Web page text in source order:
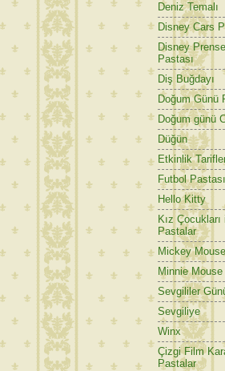
Deniz Temalı
Disney Cars
Disney
Pastası
Diş Buğdayı
Doğum Günü
Doğum günü
Düğün
Etkinlik
Futbol Pastası
Hello Kitty
Kız Çocukları
Pastalar
Mickey Mouse
Minnie Mouse
Sevgililer
Sevgiliye
Winx
Çizgi Film
Pastalar